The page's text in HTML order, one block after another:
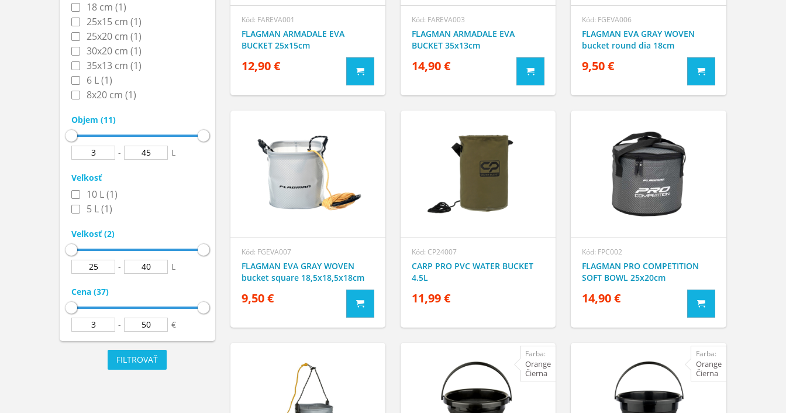
18 cm (1)
25х15 cm (1)
25х20 cm (1)
30х20 cm (1)
35х13 cm (1)
6 L (1)
8х20 cm (1)
Objem (11)
- L
Veľkosť
10 L (1)
5 L (1)
Veľkosť (2)
- L
Cena (37)
- €
FILTROVAŤ
Kód: FAREVA001
FLAGMAN ARMADALE EVA
BUCKET 25x15cm
12,90 €
Kód: FAREVA003
FLAGMAN ARMADALE EVA
BUCKET 35x13cm
14,90 €
Kód: FGEVA006
FLAGMAN EVA GRAY WOVEN
bucket round dia 18cm
9,50 €
Kód: FGEVA007
FLAGMAN EVA GRAY WOVEN
bucket square 18,5x18,5x18cm
9,50 €
Kód: CP24007
CARP PRO PVC WATER BUCKET
4.5L
11,99 €
Kód: FPC002
FLAGMAN PRO COMPETITION
SOFT BOWL 25x20cm
14,90 €
Farba:
Orange
Čierna
Farba:
Orange
Čierna